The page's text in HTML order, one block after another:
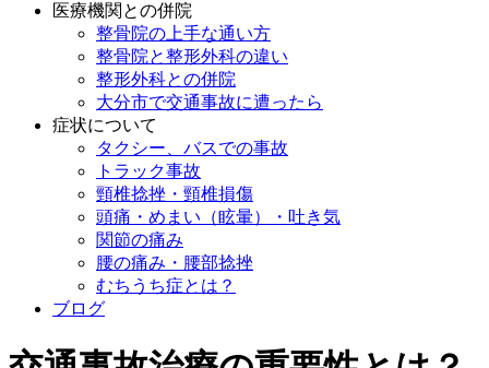
医療機関との併院
整骨院の上手な通い方
整骨院と整形外科の違い
整形外科との併院
大分市で交通事故に遭ったら
症状について
タクシー、バスでの事故
トラック事故
頸椎捻挫・頸椎損傷
頭痛・めまい（眩暈）・吐き気
関節の痛み
腰の痛み・腰部捻挫
むちうち症とは？
ブログ